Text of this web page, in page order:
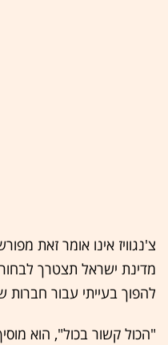
צ'נגוויז אינו אומר זאת
מדינת ישראל תצטרך
להפוך בעייתי עבור חברות
"הכול קשור בכול", הוא